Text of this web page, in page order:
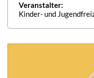
Veranstalter:
Kinder- und